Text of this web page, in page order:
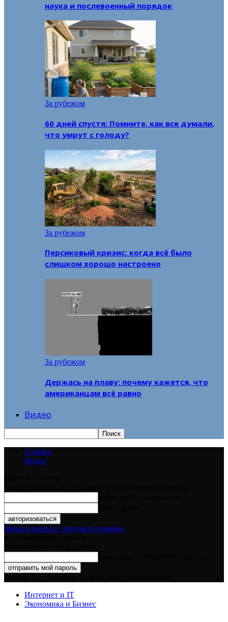
наука и послевоенный порядок
За рубежом
60 дней спустя: Помните, как все думали,
что умрут с голоду?
За рубежом
Персиковый кризис: когда всё было
слишком хорошо настроено
За рубежом
Держась на плаву: почему кажется, что
американцам всё равно
Видео
О блоге
Видео
Забыли пароль? получить помощь
Интернет и IT
Экономика и Бизнес